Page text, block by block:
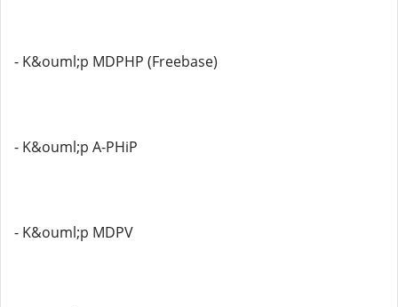
- K&ouml;p MDPHP (Freebase)
- K&ouml;p A-PHiP
- K&ouml;p MDPV